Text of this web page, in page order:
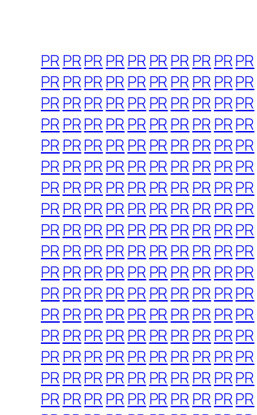
PR PRPR PR PR PR PR PR PRPR
PR PRPR PR PR PR PR PR PRPR
PR PRPR PR PR PR PR PR PRPR
PR PRPR PR PR PR PR PR PRPR
PR PRPR PR PR PR PR PR PRPR
PR PRPR PR PR PR PR PR PRPR
PR PRPR PR PR PR PR PR PRPR
PR PRPR PR PR PR PR PR PRPR
PR PRPR PR PR PR PR PR PRPR
PR PRPR PR PR PR PR PR PRPR
PR PRPR PR PR PR PR PR PRPR
PR PRPR PR PR PR PR PR PRPR
PR PRPR PR PR PR PR PR PRPR
PR PRPR PR PR PR PR PR PRPR
PR PRPR PR PR PR PR PR PRPR
PR PRPR PR PR PR PR PR PRPR
PR PRPR PR PR PR PR PR PRPR